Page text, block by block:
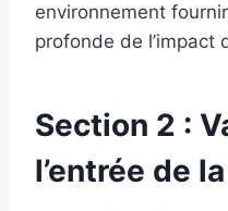
environnement
profonde de l’impact
Section 2 :
l’entrée de